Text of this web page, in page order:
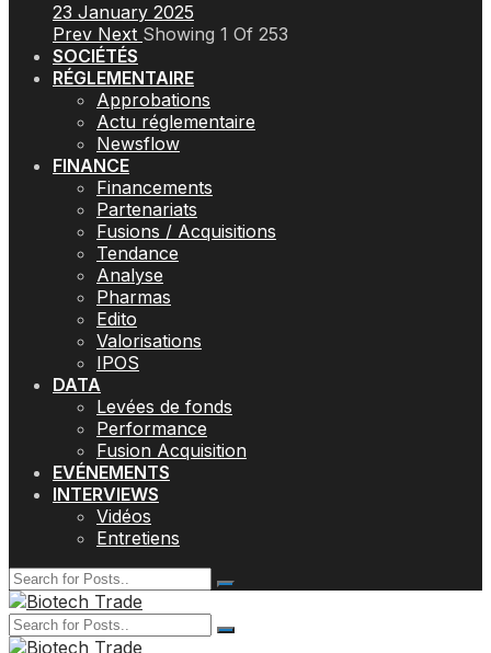
23 January 2025
Prev Next Showing 1 Of 253
SOCIÉTÉS
RÉGLEMENTAIRE
Approbations
Actu réglementaire
Newsflow
FINANCE
Financements
Partenariats
Fusions / Acquisitions
Tendance
Analyse
Pharmas
Edito
Valorisations
IPOS
DATA
Levées de fonds
Performance
Fusion Acquisition
EVÉNEMENTS
INTERVIEWS
Vidéos
Entretiens